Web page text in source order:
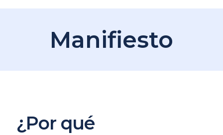
Manifiesto
¿Por qué